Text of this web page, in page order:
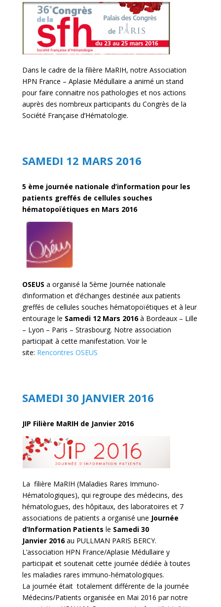
Dans le cadre de la filière MaRIH, notre Association
HPN France – Aplasie Médullaire a animé un stand
pour faire connaitre nos pathologies et nos actions
auprès des nombreux participants du Congrès de la
Société Française d’Hématologie.
SAMEDI 12 MARS 2016
5 ème journée nationale d’information pour les
patients greffés de cellules souches
hématopoïétiques en Mars 2016
OSEUS a organisé la 5ème Journée nationale
d’information et d’échanges destinée aux patients
greffés de cellules souches hématopoïétiques et à leur
entourage le Samedi 12 Mars 2016à Bordeaux – Lille
– Lyon – Paris – Strasbourg. Notre association
participait à cette manifestation. Voir le
site: Rencontres OSEUS
SAMEDI 30 JANVIER 2016
JIP Filière MaRIH de Janvier 2016
La filière MaRIH (Maladies Rares Immuno-
Hématologiques), qui regroupe des médecins, des
hématologues, des hôpitaux, des laboratoires et 7
associations de patients a organisé une Journée
d’Information Patients le Samedi 30
Janvier 2016au PULLMAN PARIS BERCY.
L’association HPN France/Aplasie Médullaire y
participait et soutenait cette journée dédiée à toutes
les maladies rares immuno-hématologiques.
La journée était totalement différente de la journée
Médecins/Patients organisée en Mai 2016 par notre